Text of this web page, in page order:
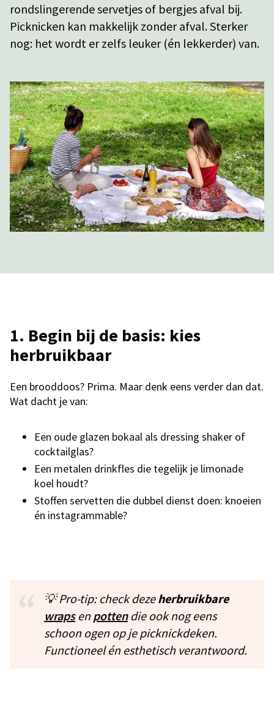
rondslingerende servetjes of bergjes afval bij.
Picknicken kan makkelijk zonder afval. Sterker
nog: het wordt er zelfs leuker (én lekkerder) van.
1. Begin bij de basis: kies
herbruikbaar
Een brooddoos? Prima. Maar denk eens verder dan dat.
Wat dacht je van:
Een oude glazen bokaal als dressing shaker of
cocktailglas?
Een metalen drinkfles die tegelijk je limonade
koel houdt?
Stoffen servetten die dubbel dienst doen: knoeien
én instagrammable?
💡Pro-tip:check dezeherbruikbare
wrapsenpottendie ook nog eens
schoon ogen op je picknickdeken.
Functioneel én esthetisch verantwoord.